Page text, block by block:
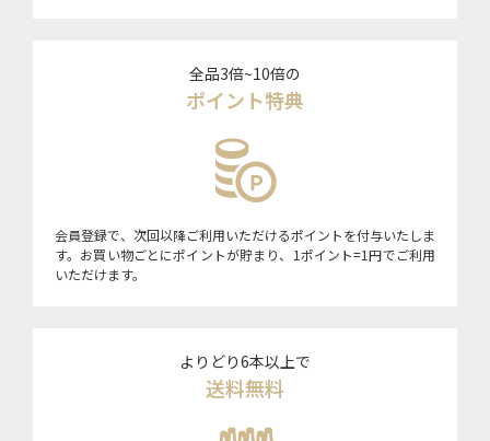
全品3倍~10倍の
ポイント特典
会員登録で、次回以降ご利用いただけるポイントを付与いたしま
す。お買い物ごとにポイントが貯まり、1ポイント=1円でご利用
いただけます。
よりどり6本以上で
送料無料